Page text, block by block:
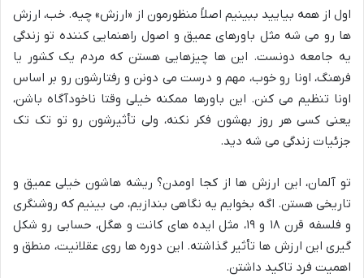
اول از همه بیایید ببینیم اصلاً منظورمون از «ارزش» چیه. خب، ارزش
ها رو می شه مثل باورهای عمیق و اصول راهنمایی کننده تو زندگی
یه جامعه دونست. این ها چیزهایی هستن که مردم یک کشور یا
فرهنگ، اونا رو خوب، مهم و درست می دونن و رفتارشون رو بر اساس
اونا تنظیم می کنن. این باورها ممکنه خیلی وقتا ناخودآگاه باشن،
یعنی کسی هر روز بهشون فکر نکنه، ولی تأثیرشون رو تو تک تک
جزئیات زندگی می شه دید.
تو آلمان، این ارزش ها از کجا اومدن؟ ریشه هاشون خیلی عمیق و
تاریخی هستن. اگه بخوایم یه نگاهی بندازیم، می بینیم که روشنگری
و فلسفه قرن ۱۸ و ۱۹، مثل ایده های کانت و هگل، حسابی رو شکل
گیری این ارزش ها تأثیر گذاشته. این دوره ها روی عقلانیت، منطق و
اهمیت فرد تاکید داشتن.